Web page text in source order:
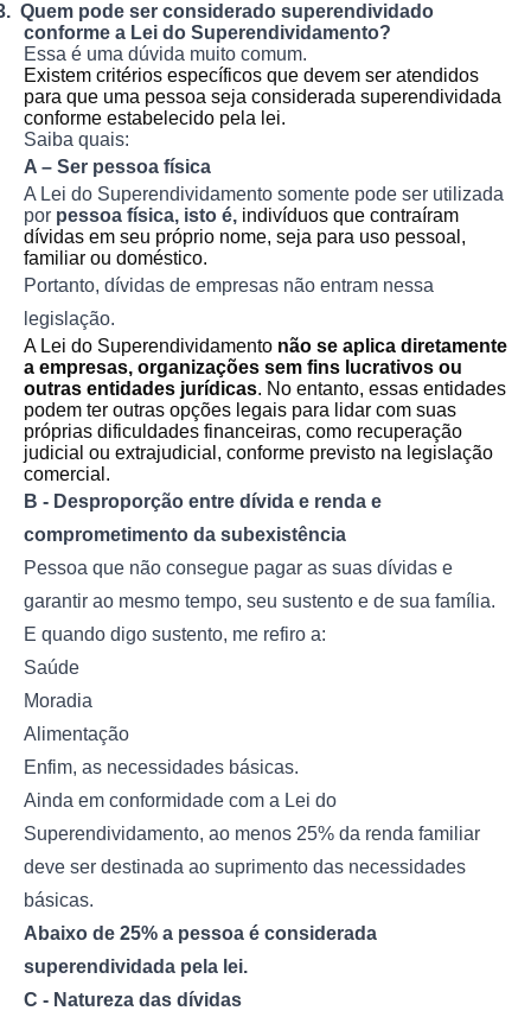
Quem pode ser considerado superendividado
conforme a Lei do Superendividamento?
Essa é uma dúvida muito comum.
Existem critérios específicos que devem ser atendidos
para que uma pessoa seja considerada superendividada
conforme estabelecido pela lei.
Saiba quais:
A – Ser pessoa física
A Lei do Superendividamento somente pode ser utilizada
por pessoa física, isto é, indivíduos que contraíram
dívidas em seu próprio nome, seja para uso pessoal,
familiar ou doméstico.
Portanto, dívidas de empresas não entram nessa
legislação.
A Lei do Superendividamento não se aplica diretamente
a empresas, organizações sem fins lucrativos ou
outras entidades jurídicas. No entanto, essas entidades
podem ter outras opções legais para lidar com suas
próprias dificuldades financeiras, como recuperação
judicial ou extrajudicial, conforme previsto na legislação
comercial.
B - Desproporção entre dívida e renda e
comprometimento da subexistência
Pessoa que não consegue pagar as suas dívidas e
garantir ao mesmo tempo, seu sustento e de sua família.
E quando digo sustento, me refiro a:
Saúde
Moradia
Alimentação
Enfim, as necessidades básicas.
Ainda em conformidade com a Lei do
Superendividamento, ao menos 25% da renda familiar
deve ser destinada ao suprimento das necessidades
básicas.
Abaixo de 25% a pessoa é considerada
superendividada pela lei.
C - Natureza das dívidas